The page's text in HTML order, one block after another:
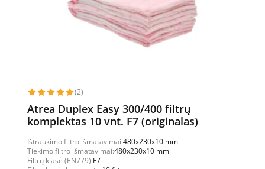
(2)
Atrea Duplex Easy 300/400 filtrų
komplektas 10 vnt. F7 (originalas)
Ištraukimo filtro išmatavimai:480x230x10 mm
Tiekimo filtro išmatavimai:480x230x10 mm
Filtrų klasė (EN779):F7